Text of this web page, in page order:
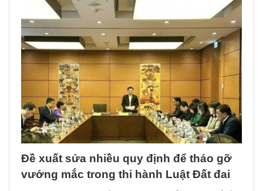
Đề xuất sửa nhiều quy định để tháo gỡ
vướng mắc trong thi hành Luật Đất đai